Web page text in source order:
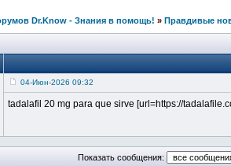
Dr.Know - Знания в помощь! » Правдивые
04-Июн-2026 09:32
tadalafil 20 mg para que sirve [url=https://
Показать сообщения: